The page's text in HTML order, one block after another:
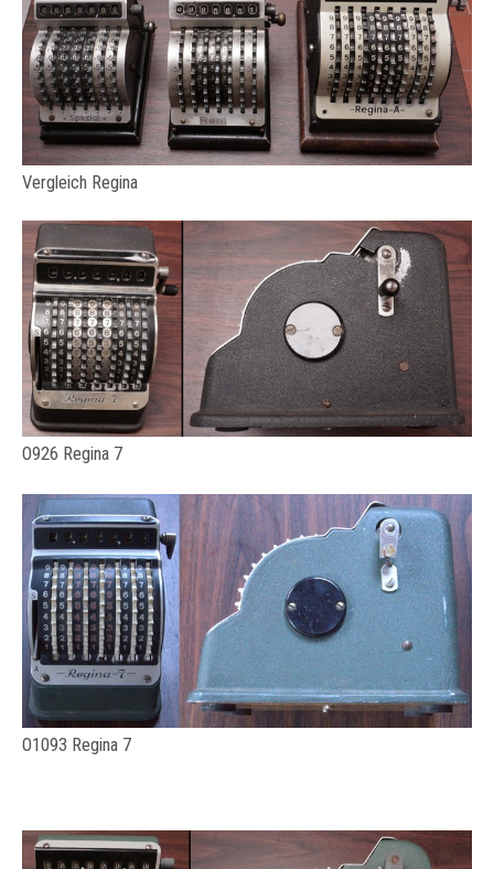
Vergleich Regina
O926 Regina 7
O1093 Regina 7